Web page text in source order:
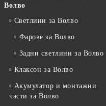
Волво
Светлини за Волво
Фарове за Волво
Задни светлини за Волво
Клаксон за Волво
Акумулатор и монтажни
части за Волво